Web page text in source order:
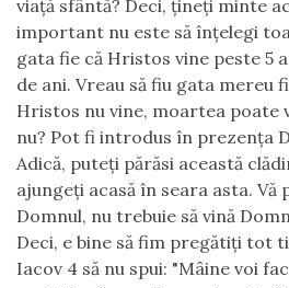
viaţă sfântă? Deci, ţineţi minte
important nu este să înţelegi
gata fie că Hristos vine peste 5
de ani. Vreau să fiu gata mereu
Hristos nu vine, moartea poate
nu? Pot fi introdus în prezenţa
Adică, puteţi părăsi această
ajungeţi acasă în seara asta.
Domnul, nu trebuie să vină
Deci, e bine să fim pregătiţi tot
Iacov 4 să nu spui: "Mâine voi